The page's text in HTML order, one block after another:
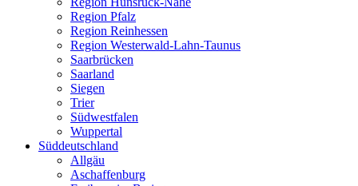
Region Pfalz
Region Reinhessen
Region Westerwald-Lahn-Taunus
Saarbrücken
Saarland
Siegen
Trier
Südwestfalen
Wuppertal
Süddeutschland
Allgäu
Aschaffenburg